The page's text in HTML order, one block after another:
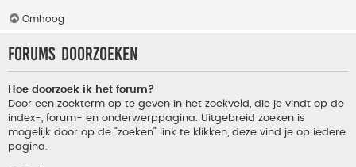
Omhoog
Forums doorzoeken
Hoe doorzoek ik het forum?
Door een zoekterm op te geven in het zoekveld, die je vindt op de
index-, forum- en onderwerppagina. Uitgebreid zoeken is
mogelijk door op de "zoeken" link te klikken, deze vind je op iedere
pagina.